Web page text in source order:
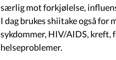
særlig mot forkjølelse,
I dag brukes shiitake også
sykdommer, HIV/AIDS, kreft,
helseproblemer.